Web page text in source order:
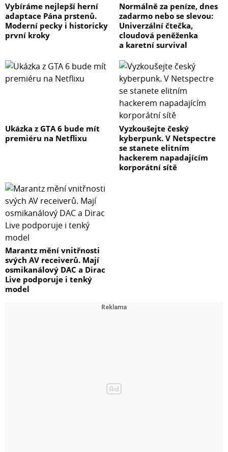
Vybíráme nejlepší herní
adaptace Pána prstenů.
Moderní pecky i historicky
první kroky
Normálně za peníze, dnes
zadarmo nebo se slevou:
Univerzální čtečka,
cloudová peněženka
a karetní survival
Ukázka z GTA 6 bude mít
premiéru na Netflixu
Vyzkoušejte český
kyberpunk. V Netspectre
se stanete elitním
hackerem napadajícím
korporátní sítě
Marantz mění vnitřnosti
svých AV receiverů. Mají
osmikanálový DAC a Dirac
Live podporuje i tenký
model